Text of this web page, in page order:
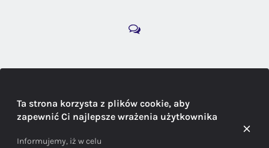
Doradzamy na każdym etapie zakupu
Ta strona korzysta z plików cookie, aby
zapewnić Ci najlepsze wrażenia użytkownika
Informujemy, iż w celu